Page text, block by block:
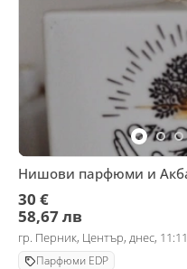
Нишови парфюми и
30 €
58,67 лв
гр. Перник, Център, днес, 11:11
Парфюми EDP